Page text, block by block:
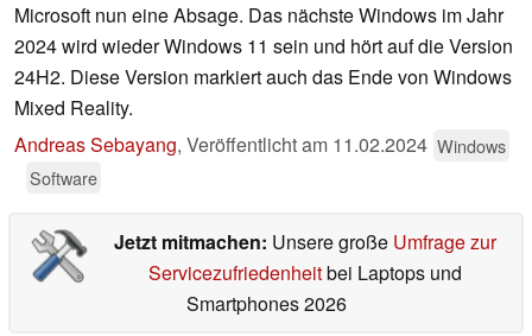
Microsoft nun eine Absage. Das nächste Windows im Jahr
2024 wird wieder Windows 11 sein und hört auf die Version
24H2. Diese Version markiert auch das Ende von Windows
Mixed Reality.
Andreas Sebayang, Veröffentlicht am 11.02.2024 Windows
Software
Jetzt mitmachen: Unsere große Umfrage zur
Servicezufriedenheitbei Laptops und
Smartphones 2026